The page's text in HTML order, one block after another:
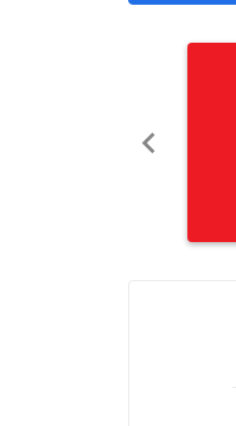
chevron_left